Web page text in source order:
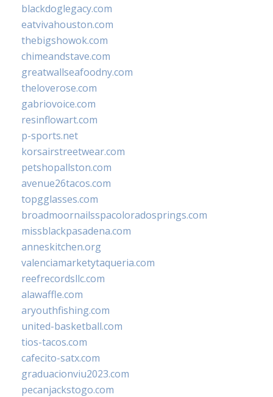
blackdoglegacy.com
eatvivahouston.com
thebigshowok.com
chimeandstave.com
greatwallseafoodny.com
theloverose.com
gabriovoice.com
resinflowart.com
p-sports.net
korsairstreetwear.com
petshopallston.com
avenue26tacos.com
topgglasses.com
broadmoornailsspacoloradosprings.com
missblackpasadena.com
anneskitchen.org
valenciamarketytaqueria.com
reefrecordsllc.com
alawaffle.com
aryouthfishing.com
united-basketball.com
tios-tacos.com
cafecito-satx.com
graduacionviu2023.com
pecanjackstogo.com